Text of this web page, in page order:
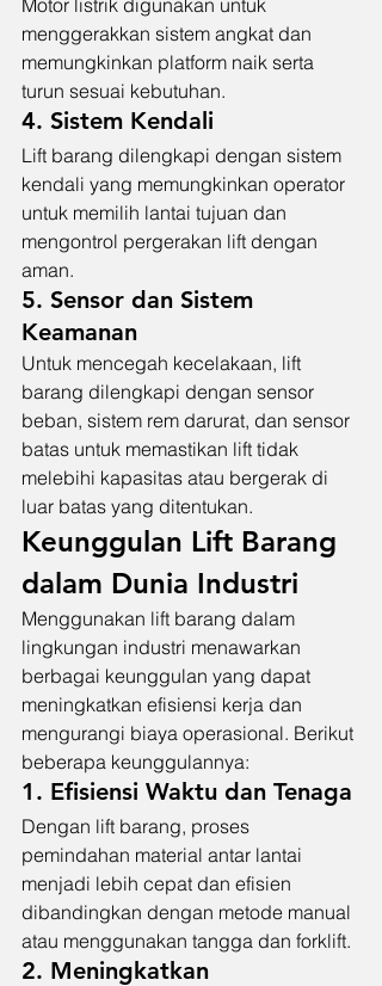
menggerakkan sistem angkat dan
memungkinkan platform naik serta
turun sesuai kebutuhan.
4. Sistem Kendali
Lift barang dilengkapi dengan sistem
kendali yang memungkinkan operator
untuk memilih lantai tujuan dan
mengontrol pergerakan lift dengan
aman.
5. Sensor dan Sistem
Keamanan
Untuk mencegah kecelakaan, lift
barang dilengkapi dengan sensor
beban, sistem rem darurat, dan sensor
batas untuk memastikan lift tidak
melebihi kapasitas atau bergerak di
luar batas yang ditentukan.
Keunggulan Lift Barang
dalam Dunia Industri
Menggunakan lift barang dalam
lingkungan industri menawarkan
berbagai keunggulan yang dapat
meningkatkan efisiensi kerja dan
mengurangi biaya operasional. Berikut
beberapa keunggulannya:
1. Efisiensi Waktu dan Tenaga
Dengan lift barang, proses
pemindahan material antar lantai
menjadi lebih cepat dan efisien
dibandingkan dengan metode manual
atau menggunakan tangga dan forklift.
2. Meningkatkan